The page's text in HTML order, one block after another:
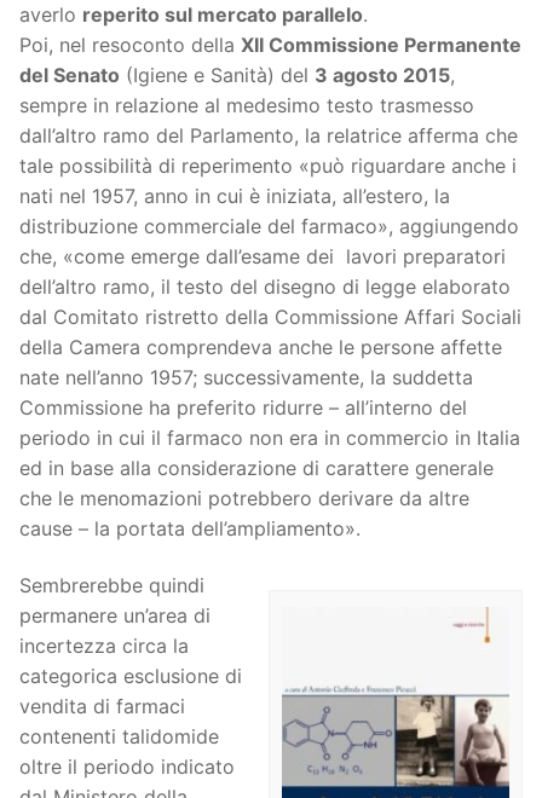
averlo reperito sul mercato parallelo.
Poi, nel resoconto della XII Commissione Permanente
del Senato (Igiene e Sanità) del 3 agosto 2015,
sempre in relazione al medesimo testo trasmesso
dall’altro ramo del Parlamento, la relatrice afferma che
tale possibilità di reperimento «può riguardare anche i
nati nel 1957, anno in cui è iniziata, all’estero, la
distribuzione commerciale del farmaco», aggiungendo
che, «come emerge dall’esame dei lavori preparatori
dell’altro ramo, il testo del disegno di legge elaborato
dal Comitato ristretto della Commissione Affari Sociali
della Camera comprendeva anche le persone affette
nate nell’anno 1957; successivamente, la suddetta
Commissione ha preferito ridurre – all’interno del
periodo in cui il farmaco non era in commercio in Italia
ed in base alla considerazione di carattere generale
che le menomazioni potrebbero derivare da altre
cause – la portata dell’ampliamento».
Sembrerebbe quindi
permanere un’area di
incertezza circa la
categorica esclusione di
vendita di farmaci
contenenti talidomide
oltre il periodo indicato